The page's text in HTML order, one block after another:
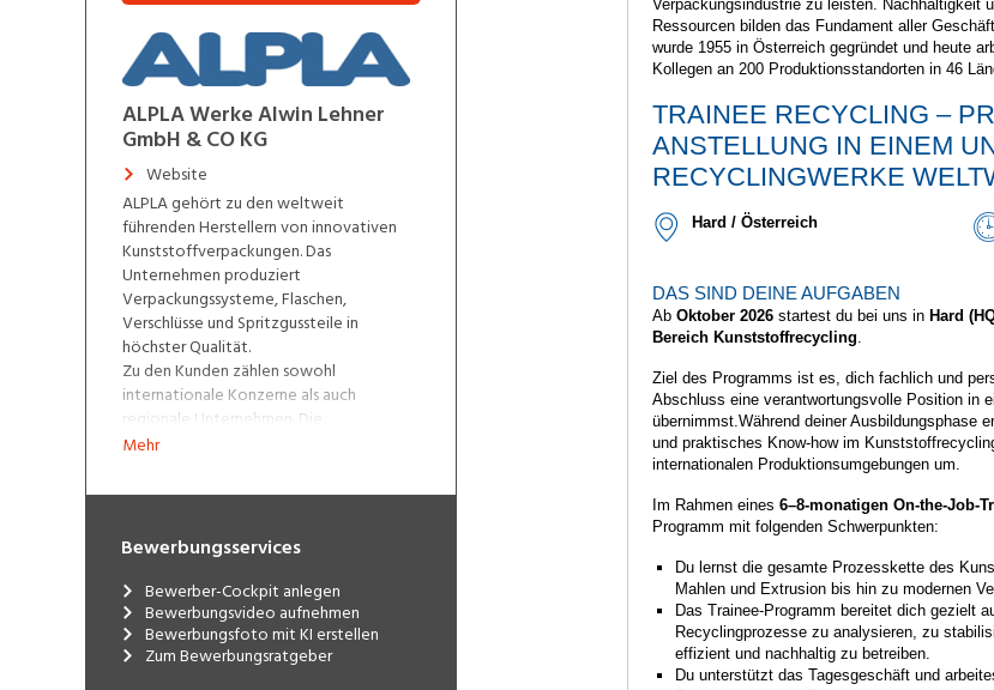
ALPLA Werke Alwin Lehner
GmbH & CO KG
Website
ALPLA gehört zu den weltweit
führenden Herstellern von innovativen
Kunststoffverpackungen. Das
Unternehmen produziert
Verpackungssysteme, Flaschen,
Verschlüsse und Spritzgussteile in
höchster Qualität.
Zu den Kunden zählen sowohl
internationale Konzerne als auch
regionale Unternehmen. Die
Anwendungsbereiche der Produkte sind
Verpackungslösungen entwickelt der
und Getränke, Kosmetik- und
Pflegeprodukte, Haushaltsreiniger,
Wasch- und Putzmittel, Motoröl und
Schmiermittel sowie pharmazeutische
Produkte.
Alwin Lehner gründete gemeinsam mit
Mehr
Bewerbungsservices
Bewerber-Cockpit anlegen
Bewerbungsvideo aufnehmen
Bewerbungsfoto mit KI erstellen
Zum Bewerbungsratgeber